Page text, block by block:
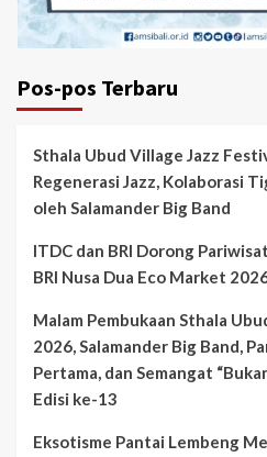
Pos-pos Terbaru
Sthala Ubud Village Jazz
Regenerasi Jazz, Kolaborasi
oleh Salamander Big Band
ITDC dan BRI Dorong
BRI Nusa Dua Eco Market
Malam Pembukaan Sthala
2026, Salamander Big Band,
Pertama, dan Semangat
Edisi ke-13
Eksotisme Pantai Lembeng